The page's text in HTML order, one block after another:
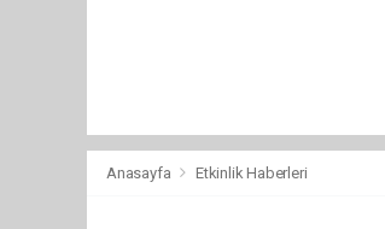
Anasayfa Etkinlik Haberleri